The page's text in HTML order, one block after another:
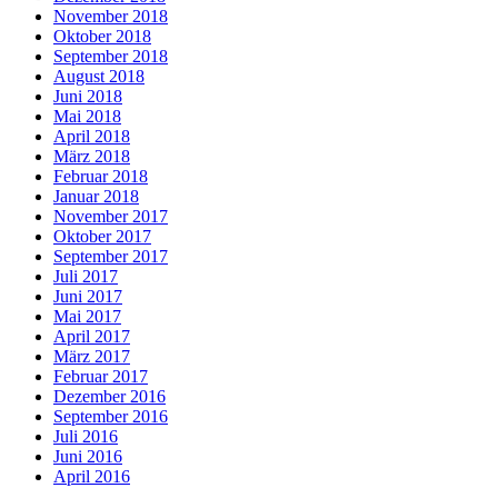
November 2018
Oktober 2018
September 2018
August 2018
Juni 2018
Mai 2018
April 2018
März 2018
Februar 2018
Januar 2018
November 2017
Oktober 2017
September 2017
Juli 2017
Juni 2017
Mai 2017
April 2017
März 2017
Februar 2017
Dezember 2016
September 2016
Juli 2016
Juni 2016
April 2016